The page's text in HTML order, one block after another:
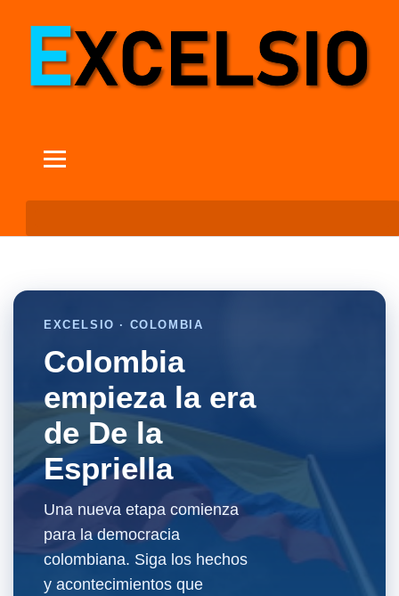
EXCELSIO · COLOMBIA
Colombia
empieza la era
de De la
Espriella
Una nueva etapa comienza
para la democracia
colombiana. Siga los hechos
y acontecimientos que